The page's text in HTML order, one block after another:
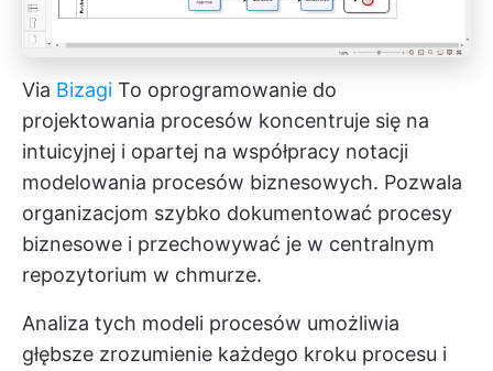
Via Bizagi To oprogramowanie do
projektowania procesów koncentruje się na
intuicyjnej i opartej na współpracy notacji
modelowania procesów biznesowych. Pozwala
organizacjom szybko dokumentować procesy
biznesowe i przechowywać je w centralnym
repozytorium w chmurze.
Analiza tych modeli procesów umożliwia
głębsze zrozumienie każdego kroku procesu i